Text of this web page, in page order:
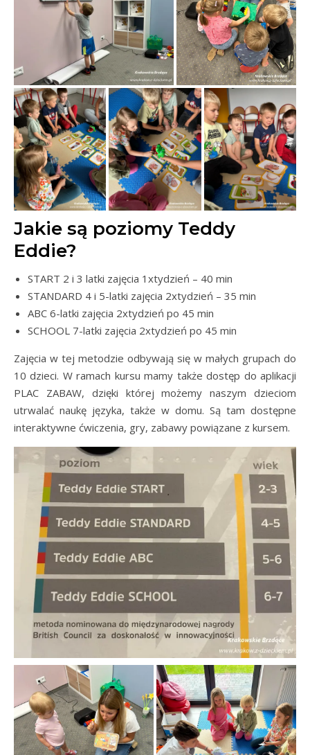
Jakie są poziomy Teddy
Eddie?
START 2 i 3 latki zajęcia 1xtydzień – 40 min
STANDARD 4 i 5-latki zajęcia 2xtydzień – 35 min
ABC 6-latki zajęcia 2xtydzień po 45 min
SCHOOL 7-latki zajęcia 2xtydzień po 45 min
Zajęcia w tej metodzie odbywają się w małych grupach do
10 dzieci. W ramach kursu mamy także dostęp do aplikacji
PLAC ZABAW, dzięki której możemy naszym dzieciom
utrwalać naukę języka, także w domu. Są tam dostępne
interaktywne ćwiczenia, gry, zabawy powiązane z kursem.